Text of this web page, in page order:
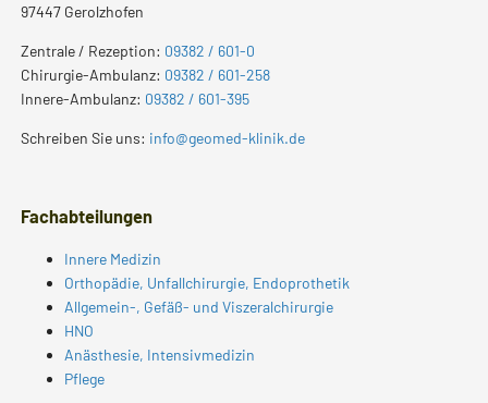
97447 Gerolzhofen
Zentrale / Rezeption: 09382 / 601-0
Chirurgie-Ambulanz: 09382 / 601-258
Innere-Ambulanz: 09382 / 601-395
Schreiben Sie uns: info@geomed-klinik.de
Fachabteilungen
Innere Medizin
Orthopädie, Unfallchirurgie, Endoprothetik
Allgemein-, Gefäß- und Viszeralchirurgie
HNO
Anästhesie, Intensivmedizin
Pflege